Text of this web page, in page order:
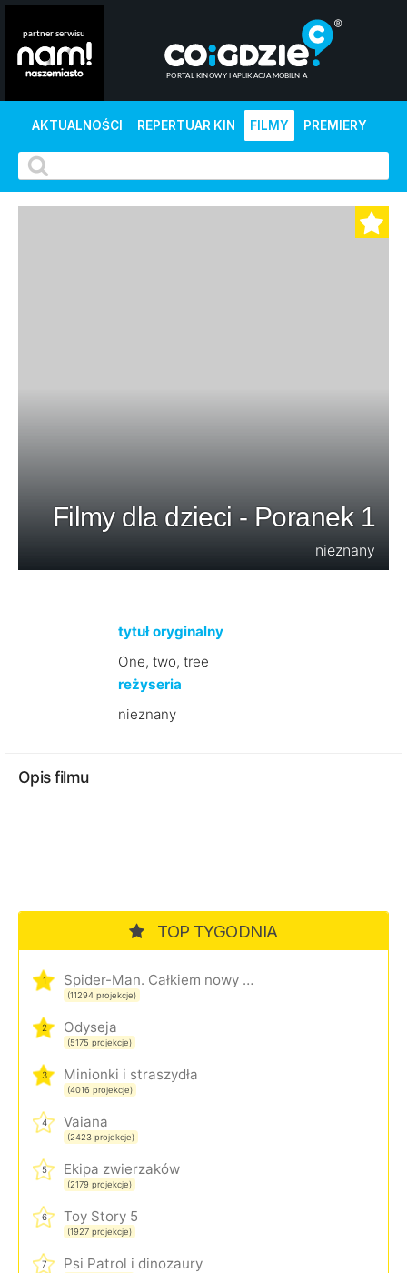
AKTUALNOŚCI REPERTUAR KIN FILMY PREMIERY
Filmy dla dzieci - Poranek 1
nieznany
tytuł oryginalny
One, two, tree
reżyseria
nieznany
Opis filmu
TOP TYGODNIA
1 Spider-Man. Całkiem nowy dzień
(11294 projekcje)
2 Odyseja
(5175 projekcje)
3 Minionki i straszydła
(4016 projekcje)
4 Vaiana
(2423 projekcje)
5 Ekipa zwierzaków
(2179 projekcje)
6 Toy Story 5
(1927 projekcje)
7 Psi Patrol i dinozaury